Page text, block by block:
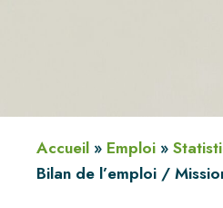
Accueil » Emploi »
Bilan de l’emploi /